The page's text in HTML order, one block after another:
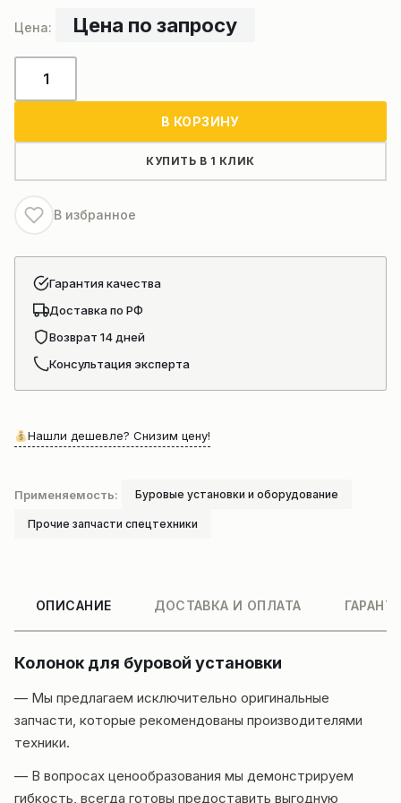
Цена по запросу
товара
буровой
установки
В КОРЗИНУ
КУПИТЬ В 1 КЛИК
В избранное
Гарантия качества
Доставка по РФ
Возврат 14 дней
Консультация эксперта
Нашли дешевле? Снизим цену!
Применяемость: Буровые установки и оборудование
Прочие запчасти спецтехники
ОПИСАНИЕ ДОСТАВКА И ОПЛАТА
Колонок для буровой установки
— Мы предлагаем исключительно оригинальные
запчасти, которые рекомендованы производителями
техники.
— В вопросах ценообразования мы демонстрируем
гибкость, всегда готовы предоставить выгодную